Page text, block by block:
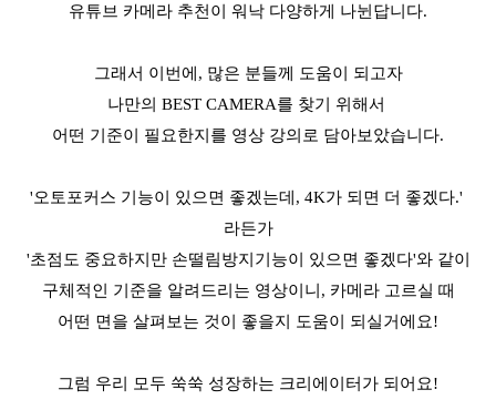
유튜브 카메라 추천이 워낙 다양하게 나뉜답니다.
그래서 이번에, 많은 분들께 도움이 되고자
나만의 BEST CAMERA를 찾기 위해서
어떤 기준이 필요한지를 영상 강의로 담아보았습니다.
'오토포커스 기능이 있으면 좋겠는데, 4K가 되면 더 좋겠다.'
라든가
'초점도 중요하지만 손떨림방지기능이 있으면 좋겠다'와 같이
구체적인 기준을 알려드리는 영상이니, 카메라 고르실 때
어떤 면을 살펴보는 것이 좋을지 도움이 되실거에요!